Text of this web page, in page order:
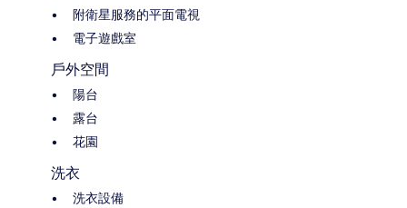
附衛星服務的平面電視
電子遊戲室
戶外空間
陽台
露台
花園
洗衣
洗衣設備